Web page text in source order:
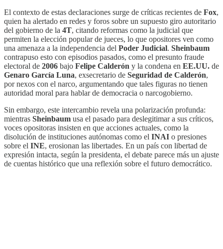
El contexto de estas declaraciones surge de críticas recientes de Fox,
quien ha alertado en redes y foros sobre un supuesto giro autoritario
del gobierno de la 4T, citando reformas como la judicial que
permiten la elección popular de jueces, lo que opositores ven como
una amenaza a la independencia del Poder Judicial. Sheinbaum
contrapuso esto con episodios pasados, como el presunto fraude
electoral de 2006 bajo Felipe Calderón y la condena en EE.UU. de
Genaro García Luna, exsecretario de Seguridad de Calderón,
por nexos con el narco, argumentando que tales figuras no tienen
autoridad moral para hablar de democracia o narcogobierno.
Sin embargo, este intercambio revela una polarización profunda:
mientras Sheinbaum usa el pasado para deslegitimar a sus críticos,
voces opositoras insisten en que acciones actuales, como la
disolución de instituciones autónomas como el INAI o presiones
sobre el INE, erosionan las libertades. En un país con libertad de
expresión intacta, según la presidenta, el debate parece más un ajuste
de cuentas histórico que una reflexión sobre el futuro democrático.